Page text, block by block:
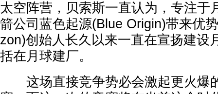
太空阵营，贝索斯一直认为，专注于
箭公司蓝色起源(Blue Origin)带来优
zon)创始人长久以来一直在宣扬建设
括在月球建厂。
这场直接竞争势必会激起更火爆